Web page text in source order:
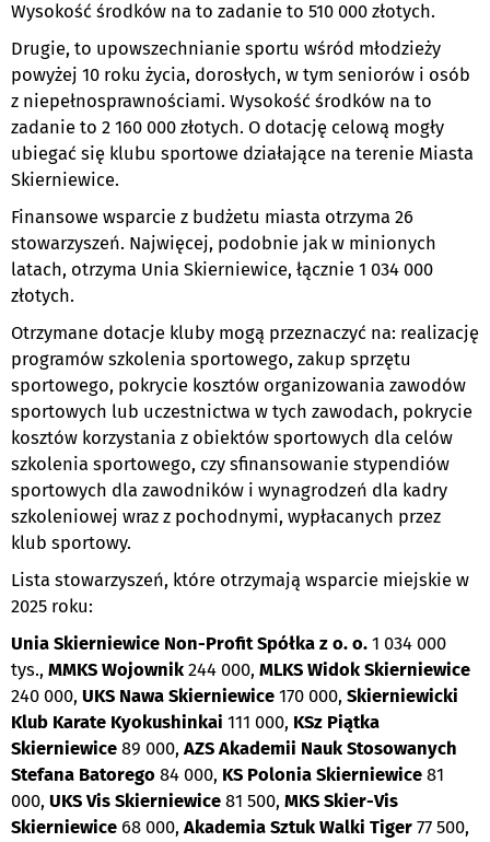
Wysokość środków na to zadanie to 510 000 złotych.
Drugie, to upowszechnianie sportu wśród młodzieży
powyżej 10 roku życia, dorosłych, w tym seniorów i osób
z niepełnosprawnościami. Wysokość środków na to
zadanie to 2 160 000 złotych. O dotację celową mogły
ubiegać się klubu sportowe działające na terenie Miasta
Skierniewice.
Finansowe wsparcie z budżetu miasta otrzyma 26
stowarzyszeń. Najwięcej, podobnie jak w minionych
latach, otrzyma Unia Skierniewice, łącznie 1 034 000
złotych.
Otrzymane dotacje kluby mogą przeznaczyć na: realizację
programów szkolenia sportowego, zakup sprzętu
sportowego, pokrycie kosztów organizowania zawodów
sportowych lub uczestnictwa w tych zawodach, pokrycie
kosztów korzystania z obiektów sportowych dla celów
szkolenia sportowego, czy sfinansowanie stypendiów
sportowych dla zawodników i wynagrodzeń dla kadry
szkoleniowej wraz z pochodnymi, wypłacanych przez
klub sportowy.
Lista stowarzyszeń, które otrzymają wsparcie miejskie w
2025 roku:
Unia Skierniewice Non-Profit Spółka z o. o. 1 034 000
tys., MMKS Wojownik 244 000, MLKS Widok Skierniewice
240 000, UKS Nawa Skierniewice 170 000, Skierniewicki
Klub Karate Kyokushinkai 111 000, KSz Piątka
Skierniewice 89 000, AZS Akademii Nauk Stosowanych
Stefana Batorego 84 000, KS Polonia Skierniewice 81
000, UKS Vis Skierniewice 81 500, MKS Skier-Vis
Skierniewice 68 000, Akademia Sztuk Walki Tiger 77 500,